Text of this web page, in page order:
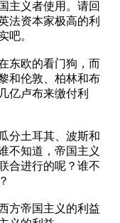
主义者使用。请回
法资本家极高的利
实吧。
东欧的看门狗，而
和伦敦、柏林和布
亿卢布来缴付利
分土耳其、波斯和
不知道，帝国主义
合进行的呢？谁不
？
方帝国主义的利益